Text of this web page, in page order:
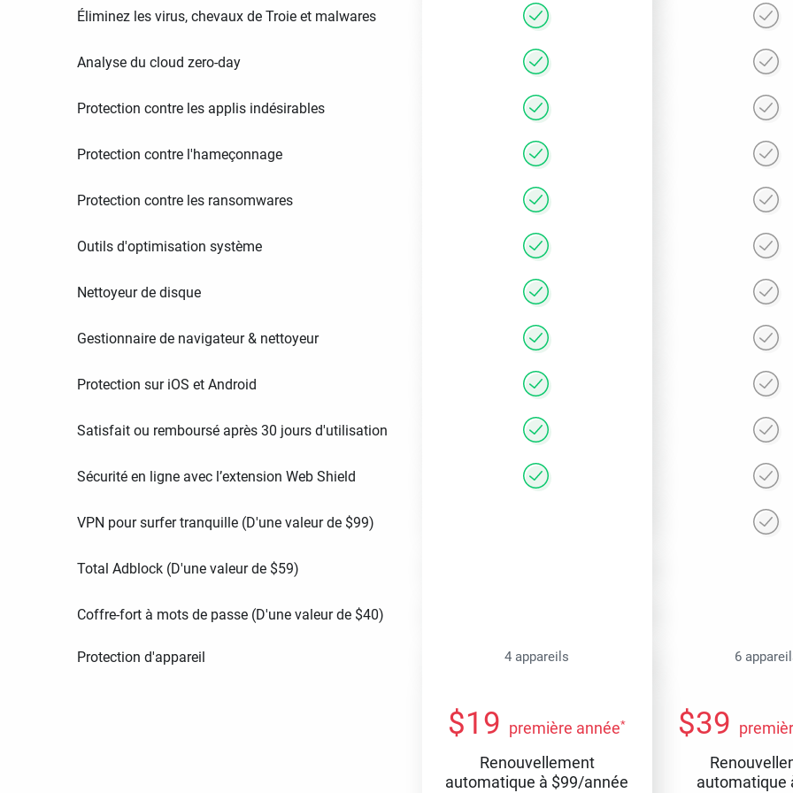
Éliminez les virus, chevaux de Troie et malwares
Analyse du cloud zero-day
Protection contre les applis indésirables
Protection contre l'hameçonnage
Protection contre les ransomwares
Outils d'optimisation système
Nettoyeur de disque
Gestionnaire de navigateur & nettoyeur
Protection sur iOS et Android
Satisfait ou remboursé après 30 jours d'utilisation
Sécurité en ligne avec l’extension Web Shield
VPN pour surfer tranquille (D'une valeur de $99)
Total Adblock (D'une valeur de $59)
Coffre-fort à mots de passe (D'une valeur de $40)
Protection d'appareil 4 appareils 6
$19 première année*
Renouvellement
automatique à $99/année
$39
automatique